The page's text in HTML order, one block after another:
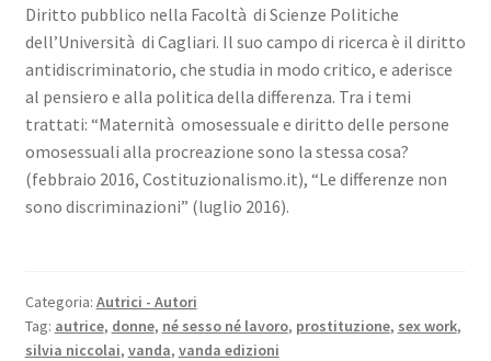
Diritto pubblico nella Facoltà di Scienze Politiche
dell’Università di Cagliari. Il suo campo di ricerca è il diritto
antidiscriminatorio, che studia in modo critico, e aderisce
al pensiero e alla politica della differenza. Tra i temi
trattati: “Maternità omosessuale e diritto delle persone
omosessuali alla procreazione sono la stessa cosa?
(febbraio 2016, Costituzionalismo.it), “Le differenze non
sono discriminazioni” (luglio 2016).
Categoria: Autrici - Autori
Tag: autrice, donne, né sesso né lavoro, prostituzione, sex work,
silvia niccolai, vanda, vanda edizioni